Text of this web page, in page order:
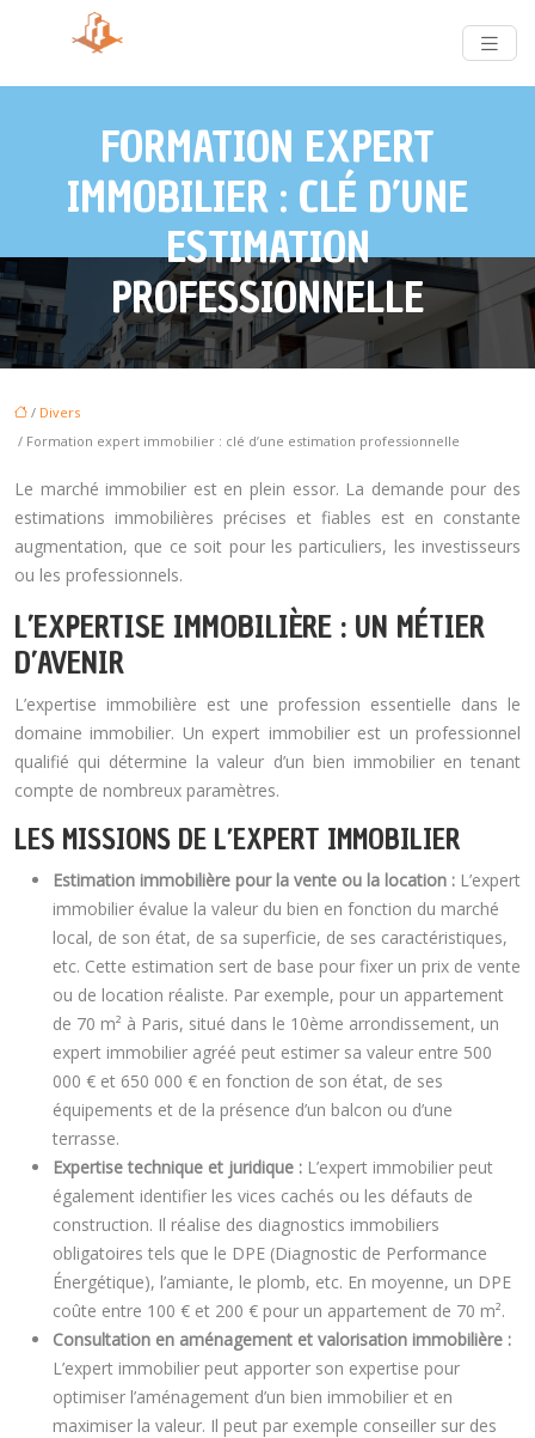
FORMATION EXPERT
IMMOBILIER : CLÉ D’UNE
ESTIMATION
PROFESSIONNELLE
/ Divers
/ Formation expert immobilier : clé d’une estimation professionnelle
Le marché immobilier est en plein essor. La demande pour des
estimations immobilières précises et fiables est en constante
augmentation, que ce soit pour les particuliers, les investisseurs
ou les professionnels.
L’EXPERTISE IMMOBILIÈRE : UN MÉTIER
D’AVENIR
L’expertise immobilière est une profession essentielle dans le
domaine immobilier. Un expert immobilier est un professionnel
qualifié qui détermine la valeur d’un bien immobilier en tenant
compte de nombreux paramètres.
LES MISSIONS DE L’EXPERT IMMOBILIER
Estimation immobilière pour la vente ou la location : L’expert
immobilier évalue la valeur du bien en fonction du marché
local, de son état, de sa superficie, de ses caractéristiques,
etc. Cette estimation sert de base pour fixer un prix de vente
ou de location réaliste. Par exemple, pour un appartement
de 70 m² à Paris, situé dans le 10ème arrondissement, un
expert immobilier agréé peut estimer sa valeur entre 500
000 € et 650 000 € en fonction de son état, de ses
équipements et de la présence d’un balcon ou d’une
terrasse.
Expertise technique et juridique : L’expert immobilier peut
également identifier les vices cachés ou les défauts de
construction. Il réalise des diagnostics immobiliers
obligatoires tels que le DPE (Diagnostic de Performance
Énergétique), l’amiante, le plomb, etc. En moyenne, un DPE
coûte entre 100 € et 200 € pour un appartement de 70 m².
Consultation en aménagement et valorisation immobilière :
L’expert immobilier peut apporter son expertise pour
optimiser l’aménagement d’un bien immobilier et en
maximiser la valeur. Il peut par exemple conseiller sur des